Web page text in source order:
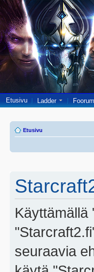
Etusivu Ladder
Etusivu
Käyttämällä
seuraavia